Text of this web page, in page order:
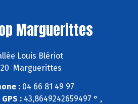
Marguerittes
Louis Blériot
Marguerittes
: 04 66 81 49 97
:43,8649242659497 ° ,